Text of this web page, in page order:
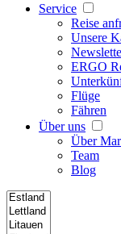
Service
Reise
Unsere
ERGO
Flüge
Fähren
Über uns
Über
Team
Blog